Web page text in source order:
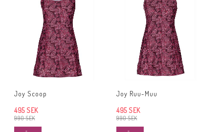
Joy Scoop
990 SEK
495 SEK
Joy Ruu-Muu
990 SEK
495 SEK